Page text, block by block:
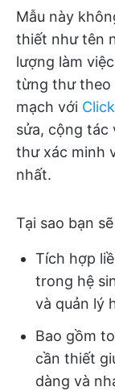
Mẫu này
thiết như tên
lượng làm
từng thư theo
mạch với
sửa, cộng tác
thư xác minh
nhất.
Tại sao bạn
Tích hợp
trong hệ
và quản lý
Bao gồm
cần thiết
dàng và